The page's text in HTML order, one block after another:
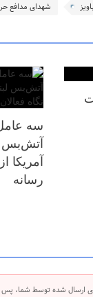
شهدای مدافع
سه
آتش‌بس
آمریکا
رسانه
ارسال شده توسط شما،